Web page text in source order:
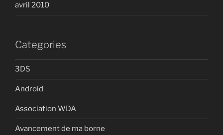
avril 2010
Categories
3DS
Android
Association WDA
Avancement de ma borne